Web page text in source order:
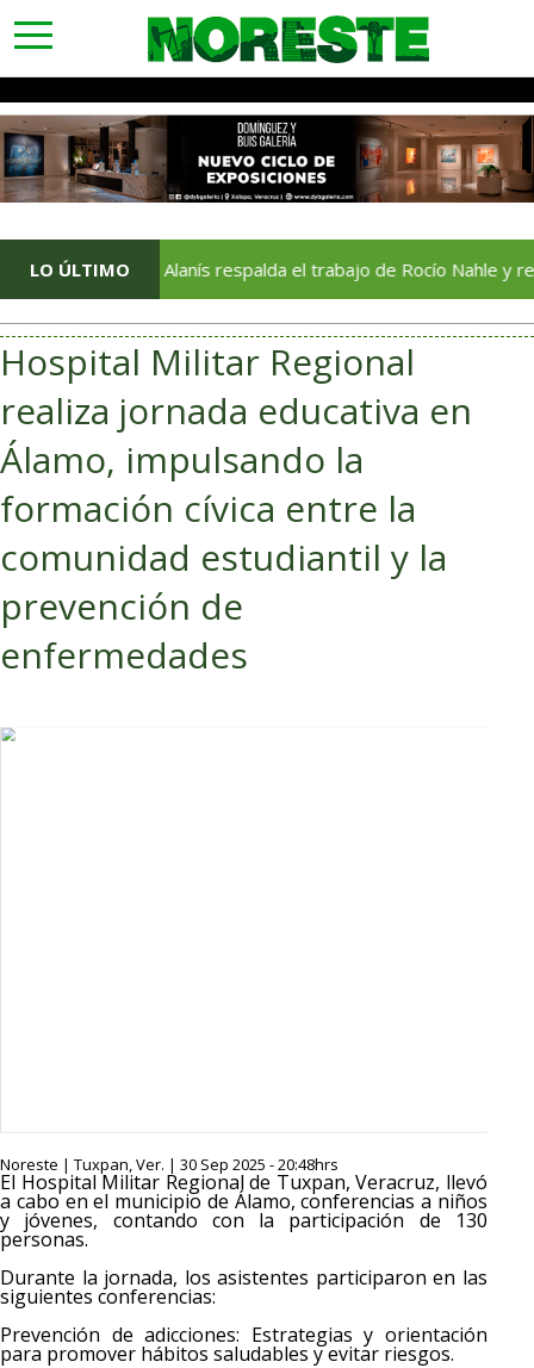
toggle
navigation
LO ÚLTIMO
Jorge Alanís respalda el trabajo de Rocío Nahle y reconoce
Hospital Militar Regional
realiza jornada educativa en
Álamo, impulsando la
formación cívica entre la
comunidad estudiantil y la
prevención de
enfermedades
Noreste | Tuxpan, Ver. | 30 Sep 2025 - 20:48hrs
El Hospital Militar Regional de Tuxpan, Veracruz, llevó
a cabo en el municipio de Álamo, conferencias a niños
y jóvenes, contando con la participación de 130
personas.
Durante la jornada, los asistentes participaron en las
siguientes conferencias:
Prevención de adicciones: Estrategias y orientación
para promover hábitos saludables y evitar riesgos.